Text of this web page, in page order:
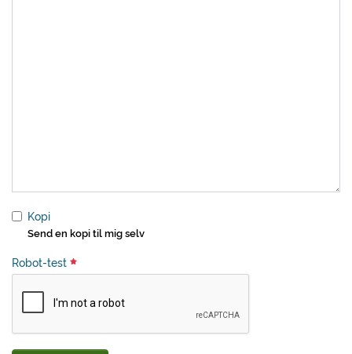
Kopi
Send en kopi til mig selv
Robot-test